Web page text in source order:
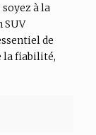
à la
SUV
de
la fiabilité,